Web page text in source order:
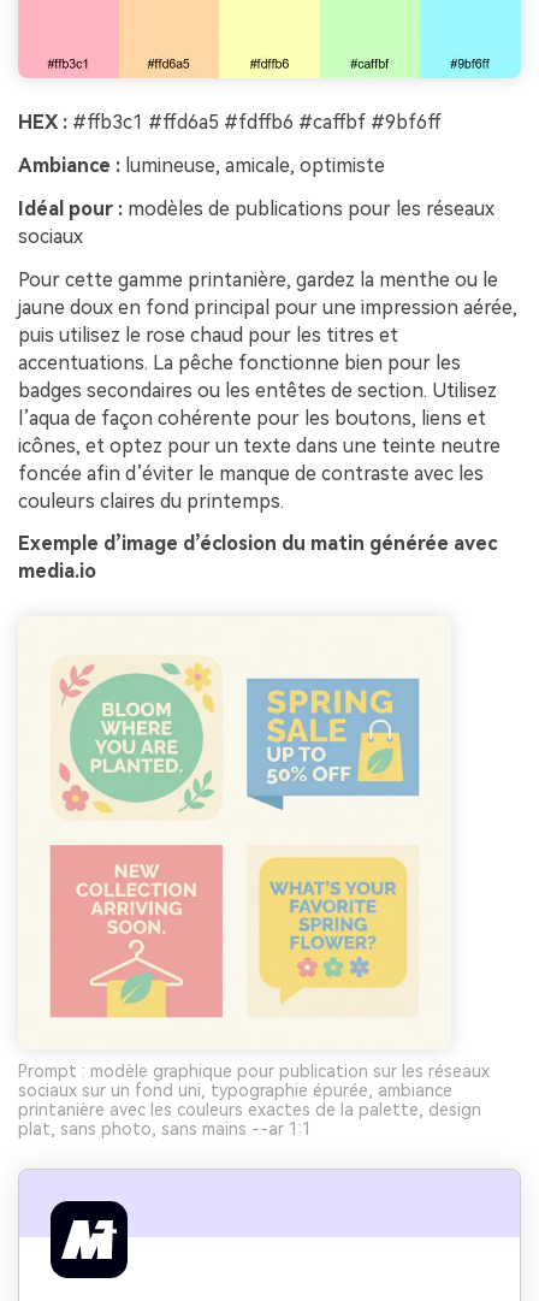
HEX : #ffb3c1 #ffd6a5 #fdffb6 #caffbf #9bf6ff
Ambiance : lumineuse, amicale, optimiste
Idéal pour : modèles de publications pour les réseaux
sociaux
Pour cette gamme printanière, gardez la menthe ou le
jaune doux en fond principal pour une impression aérée,
puis utilisez le rose chaud pour les titres et
accentuations. La pêche fonctionne bien pour les
badges secondaires ou les entêtes de section. Utilisez
l’aqua de façon cohérente pour les boutons, liens et
icônes, et optez pour un texte dans une teinte neutre
foncée afin d’éviter le manque de contraste avec les
couleurs claires du printemps.
Exemple d’image d’éclosion du matin générée avec
media.io
Prompt : modèle graphique pour publication sur les réseaux
sociaux sur un fond uni, typographie épurée, ambiance
printanière avec les couleurs exactes de la palette, design
plat, sans photo, sans mains --ar 1:1